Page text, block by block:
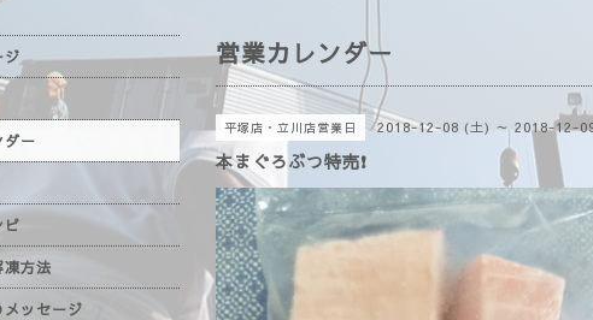
営業カレンダー
平塚店・立川店営業日 2018-12-08 (土) ～ 2018-12-
本まぐろぶつ特売❗
ジ
ダー
ピ
凍方法
ッセージ